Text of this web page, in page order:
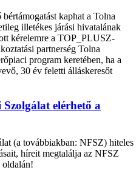
kaphat a Tolna
illetékes járási hivatalának
kérelemre a TOP_PLUSZ-
partnerség Tolna
program keretében, ha a
30 év feletti álláskeresőt
elérhető a
(a továbbiakban: NFSZ) hiteles
híreit megtalálja az NFSZ
oldalán!